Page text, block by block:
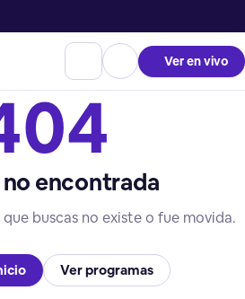
Ver en vivo
no encontrada
buscas no existe o fue movida.
Ver programas